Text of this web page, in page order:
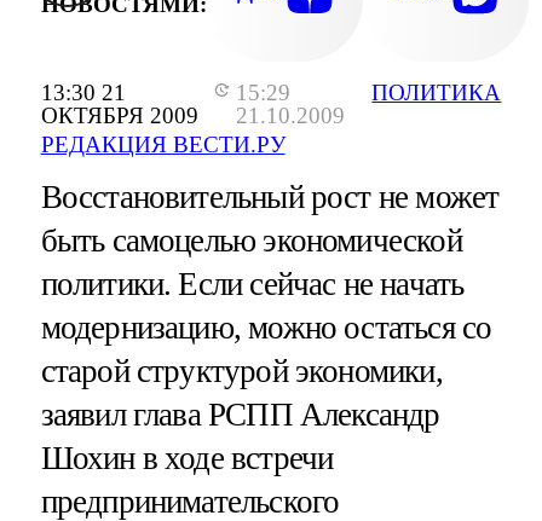
13:30 21
ОКТЯБРЯ 2009
15:29
21.10.2009
РЕДАКЦИЯ ВЕСТИ.РУ
ПОЛИТИКА
Восстановительный рост не может
быть самоцелью экономической
политики. Если сейчас не начать
модернизацию, можно остаться со
старой структурой экономики,
заявил глава РСПП Александр
Шохин в ходе встречи
предпринимательского